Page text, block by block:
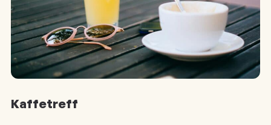
Kaffetreff